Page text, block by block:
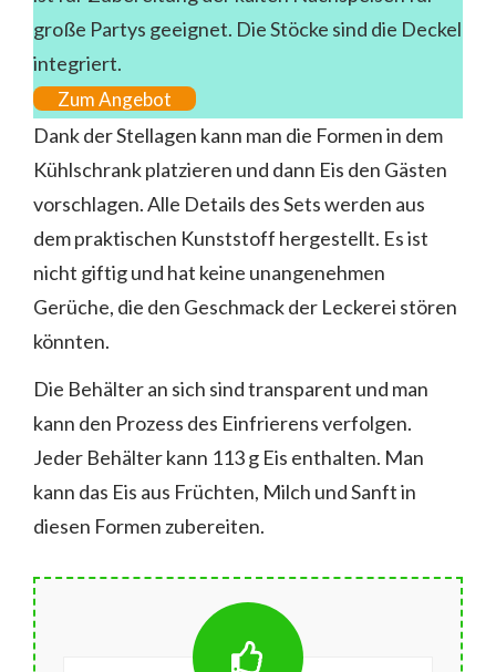
große Partys geeignet. Die Stöcke sind die Deckel
integriert.
Zum Angebot
Dank der Stellagen kann man die Formen in dem
Kühlschrank platzieren und dann Eis den Gästen
vorschlagen. Alle Details des Sets werden aus
dem praktischen Kunststoff hergestellt. Es ist
nicht giftig und hat keine unangenehmen
Gerüche, die den Geschmack der Leckerei stören
könnten.
Die Behälter an sich sind transparent und man
kann den Prozess des Einfrierens verfolgen.
Jeder Behälter kann 113 g Eis enthalten. Man
kann das Eis aus Früchten, Milch und Sanft in
diesen Formen zubereiten.